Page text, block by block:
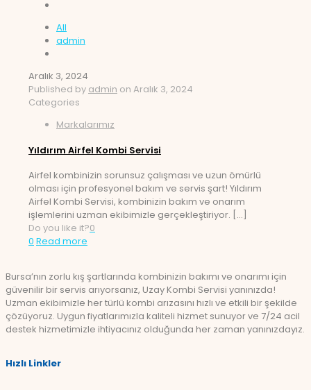
All
admin
Aralık 3, 2024
Published by admin on Aralık 3, 2024
Categories
Markalarımız
Yıldırım Airfel Kombi Servisi
Airfel kombinizin sorunsuz çalışması ve uzun ömürlü
olması için profesyonel bakım ve servis şart! Yıldırım
Airfel Kombi Servisi, kombinizin bakım ve onarım
işlemlerini uzman ekibimizle gerçekleştiriyor. […]
Do you like it?0
0 Read more
Bursa’nın zorlu kış şartlarında kombinizin bakımı ve onarımı için
güvenilir bir servis arıyorsanız, Uzay Kombi Servisi yanınızda!
Uzman ekibimizle her türlü kombi arızasını hızlı ve etkili bir şekilde
çözüyoruz. Uygun fiyatlarımızla kaliteli hizmet sunuyor ve 7/24 acil
destek hizmetimizle ihtiyacınız olduğunda her zaman yanınızdayız.
Hızlı Linkler